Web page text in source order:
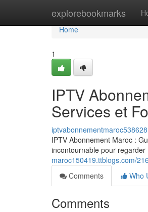
explorebookmarks
Home
Home
1
IPTV
Services et
iptvabonnementmaroc538628
IPTV Abonnement Maroc :
incontournable pour
maroc150419.ttblogs.com/
Comments
Who
Comments